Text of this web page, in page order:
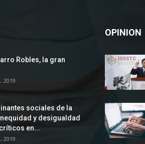
Robles, la gran
2019
sociales de la
y desigualdad
en...
2019
OPINION